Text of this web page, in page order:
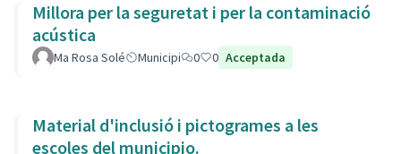
Millora per la seguretat i per la contaminació
acústica
Ma Rosa Solé Municipi 0 0 Acceptada
Material d'inclusió i pictogrames a les
escoles del municipio.